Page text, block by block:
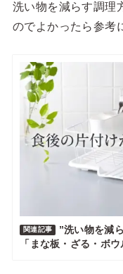
洗い物を減らす調理
のでよかったら参考
関連記事
”洗い物を減
「まな板・ざる・ボ